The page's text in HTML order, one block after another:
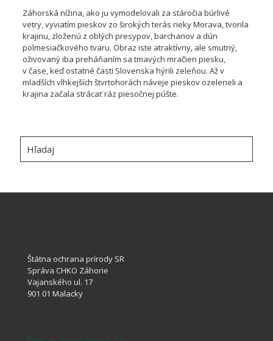
Záhorská nížina, ako ju vymodelovali za stáročia búrlivé
vetry, vyviatím pieskov zo širokých terás rieky Morava, tvorila
krajinu, zloženú z oblých presypov, barchanov a dún
polmesiačkového tvaru. Obraz iste atraktívny, ale smutný,
oživovaný iba preháňaním sa tmavých mračien piesku,
v čase, keď ostatné časti Slovenska hýrili zeleňou. Až v
mladších vlhkejších štvrtohorách náveje pieskov ozeleneli a
krajina začala strácať ráz piesočnej púšte.
Štátna ochrana prírody SR
Správa CHKO Záhorie
Vajanského ul. 17
901 01 Malacky